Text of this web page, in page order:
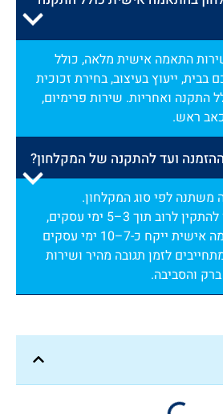
התאמה אישית מלאה, כולל
ייעוץ בעיצוב, בחירת זכוכית
התקנה ואחריות. שירות פרימיום,
ראש.
ועד להתקנה של המקלחון?
משתנה לפי סוג המקלחון.
מקלחון סטנדרטי ניתן להתקין לרוב תוך 3–5 ימי עסקים,
בעוד שמקלחון בהתאמה אישית ייקח כ-7–10 ימי עסקים
לזמן תגובה מהיר ושירות
והסביבה.